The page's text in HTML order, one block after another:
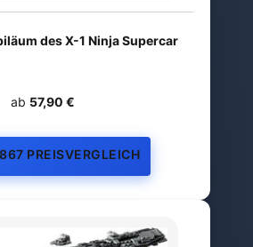
des X-1 Ninja Supercar
ab 57,90 €
PREISVERGLEICH